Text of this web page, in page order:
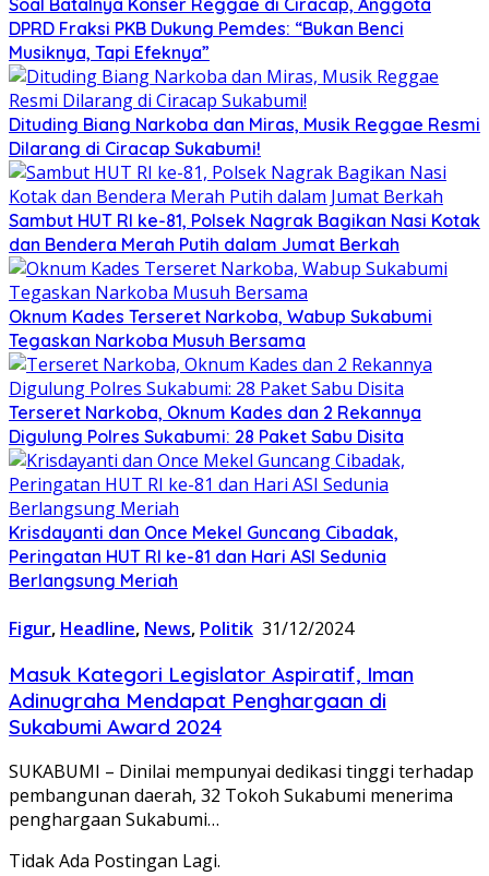
DPRD Fraksi PKB Dukung Pemdes: “Bukan Benci
Musiknya, Tapi Efeknya”
Dituding Biang Narkoba dan Miras, Musik Reggae Resmi
Dilarang di Ciracap Sukabumi!
Sambut HUT RI ke-81, Polsek Nagrak Bagikan Nasi Kotak
dan Bendera Merah Putih dalam Jumat Berkah
Oknum Kades Terseret Narkoba, Wabup Sukabumi
Tegaskan Narkoba Musuh Bersama
Terseret Narkoba, Oknum Kades dan 2 Rekannya
Digulung Polres Sukabumi: 28 Paket Sabu Disita
Krisdayanti dan Once Mekel Guncang Cibadak,
Peringatan HUT RI ke-81 dan Hari ASI Sedunia
Berlangsung Meriah
Figur, Headline, News, Politik 31/12/2024
Masuk Kategori Legislator Aspiratif, Iman
Adinugraha Mendapat Penghargaan di
Sukabumi Award 2024
SUKABUMI – Dinilai mempunyai dedikasi tinggi terhadap
pembangunan daerah, 32 Tokoh Sukabumi menerima
penghargaan Sukabumi…
Tidak Ada Postingan Lagi.